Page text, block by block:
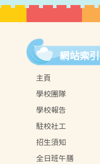
網站索引
主頁
學校團隊
學校報告
駐校社工
招生須知
全日班午膳